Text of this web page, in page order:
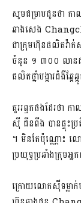
សូមជម្រាបជូនថា​ ក
ឆាងសេង
ជា​ក្រុមហ៊ុនផលិត​វ៉ាក់
ចំនួន​ ១ ៣០០ លានដុល្
ផលិតថ្នាំ​បង្ការ​ជំងឺ​ឆ្ក
គួររឮកផងដែរថា​ ក
ស៊ី ជីនពីង បានផ្ទុះ​ប្
។ មិនតែប៉ុណ្ណោះ​ លោក
ប្រយុទ្ធប្រឆាំងក្រុមអ្
ក្រោយលោកស៊ីទម្លាក់ប